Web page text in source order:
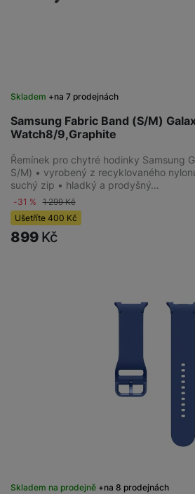
Samsung Fabric Band (S/M)
Watch8/9,Graphite
Skladem na 7 prodejnách
Řemínek pro chytré hodinky Samsung
S/M) • vyrobený z recyklovaného
suchý zip • hladký a prodyšný…
-31 % 1 299Kč
Ušetříte 400 Kč
899 Kč
Skladem na prodejně na 8 prodejnách